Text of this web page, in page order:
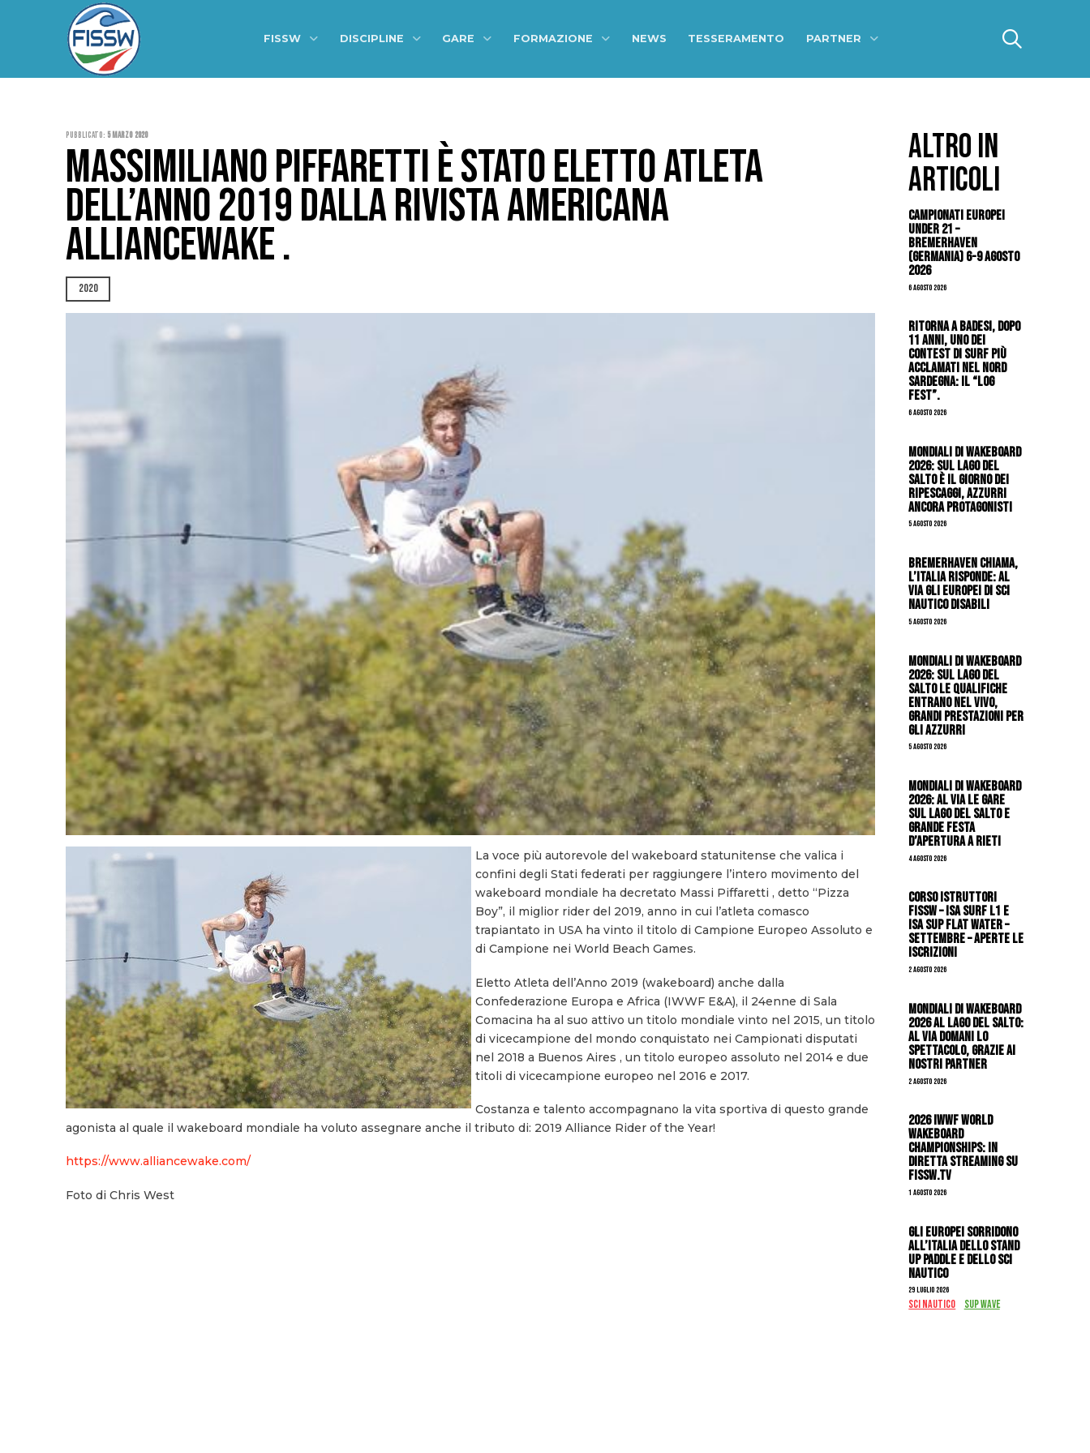
FISSW DISCIPLINE GARE FORMAZIONE NEWS TESSERAMENTO PARTNER
Pubblicato: 5 Marzo 2020
MASSIMILIANO PIFFARETTI È STATO ELETTO ATLETA
DELL’ANNO 2019 DALLA RIVISTA AMERICANA
ALLIANCEWAKE .
2020
La voce più autorevole del wakeboard statunitense che valica i
confini degli Stati federati per raggiungere l’intero movimento del
wakeboard mondiale ha decretato Massi Piffaretti , detto “Pizza
Boy”, il miglior rider del 2019, anno in cui l’atleta comasco
trapiantato in USA ha vinto il titolo di Campione Europeo Assoluto e
di Campione nei World Beach Games.
Eletto Atleta dell’Anno 2019 (wakeboard) anche dalla
Confederazione Europa e Africa (IWWF E&A), il 24enne di Sala
Comacina ha al suo attivo un titolo mondiale vinto nel 2015, un titolo
di vicecampione del mondo conquistato nei Campionati disputati
nel 2018 a Buenos Aires , un titolo europeo assoluto nel 2014 e due
titoli di vicecampione europeo nel 2016 e 2017.
Costanza e talento accompagnano la vita sportiva di questo grande
agonista al quale il wakeboard mondiale ha voluto assegnare anche il tributo di: 2019 Alliance Rider of the Year!
https://www.alliancewake.com/
Foto di Chris West
ALTRO IN
ARTICOLI
Campionati Europei
Under 21 –
Bremerhaven
(Germania) 6-9 agosto
2026
6 Agosto 2026
Ritorna a Badesi, dopo
11 anni, uno dei
contest di surf più
acclamati nel nord
Sardegna: il “Log
Fest”.
6 Agosto 2026
Mondiali di Wakeboard
2026: sul Lago del
Salto è il giorno dei
ripescaggi, azzurri
ancora protagonisti
5 Agosto 2026
Bremerhaven chiama,
l’Italia risponde: al
via gli Europei di Sci
Nautico Disabili
5 Agosto 2026
Mondiali di Wakeboard
2026: sul Lago del
Salto le qualifiche
entrano nel vivo,
grandi prestazioni per
gli azzurri
5 Agosto 2026
Mondiali di Wakeboard
2026: al via le gare
sul Lago del Salto e
grande festa
d’apertura a Rieti
4 Agosto 2026
CORSO ISTRUTTORI
FISSW – ISA SURF L1 e
ISA SUP Flat Water –
SETTEMBRE – APERTE LE
ISCRIZIONI
2 Agosto 2026
Mondiali di Wakeboard
2026 al Lago del Salto:
al via domani lo
spettacolo, grazie ai
nostri Partner
2 Agosto 2026
2026 IWWF WORLD
WAKEBOARD
CHAMPIONSHIPS: IN
DIRETTA STREAMING SU
FISSW.TV
1 Agosto 2026
Gli Europei sorridono
all’Italia dello stand
up paddle e dello sci
nautico
29 Luglio 2026
SCI NAUTICO SUP WAVE